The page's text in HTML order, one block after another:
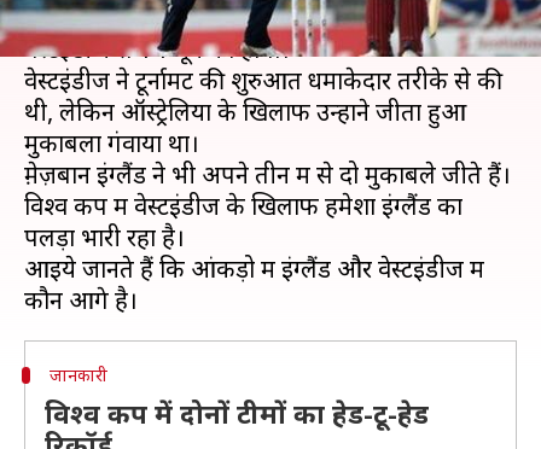
विश्व कप 2019 के 19वें मैच में मेज़बान इंग्लैंड का सामना
वेस्टइंडीज से 14 जून को होगा।
वेस्टइंडीज ने टूर्नामेंट की शुरुआत धमाकेदार तरीके से की
थी, लेकिन ऑस्ट्रेलिया के खिलाफ उन्होंने जीता हुआ
मुकाबला गंवाया था।
मे़ज़बान इंग्लैंड ने भी अपने तीन में से दो मुकाबले जीते हैं।
विश्व कप में वेस्टइंडीज के खिलाफ हमेशा इंग्लैंड का
पलड़ा भारी रहा है।
आइये जानते हैं कि आंकड़ो में इंग्लैंड और वेस्टइंडीज में
जानकारी
विश्व कप में दोनों टीमों का हेड-टू-हेड